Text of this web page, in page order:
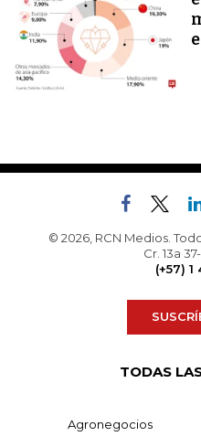
© 2026, RCN Medios.
Cr. 13a
(+57)
TODAS
Agronegocios